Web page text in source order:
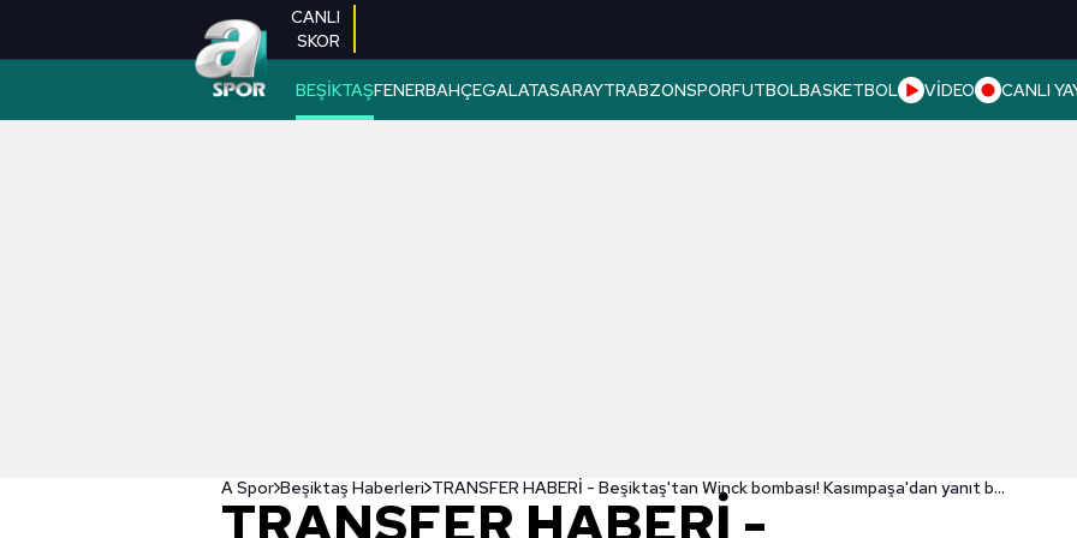
CANLI
SKOR
BEŞİKTAŞFENERBAHÇEGALATASARAYTRABZONSPORFUTBOLBASKETBOL VİDEO CANLI
A Spor Beşiktaş Haberleri TRANSFER HABERİ - Beşiktaş'tan Winck bombası! Kasımpaşa'dan yanıt bekleniyor
TRANSFER HABERİ -